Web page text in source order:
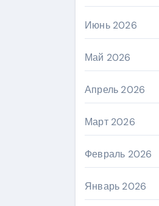
Июнь 2026
Май 2026
Апрель 2026
Март 2026
Февраль 2026
Январь 2026